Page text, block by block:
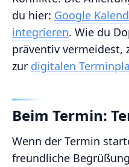
du hier: Google
integrieren. Wie du
präventiv vermeidest,
zur digitalen
Beim Termin:
Wenn der Termin
freundliche